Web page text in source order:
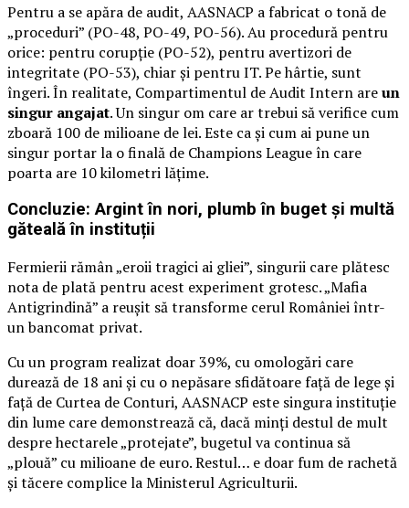
Pentru a se apăra de audit, AASNACP a fabricat o tonă de
„proceduri” (PO-48, PO-49, PO-56). Au procedură pentru
orice: pentru corupție (PO-52), pentru avertizori de
integritate (PO-53), chiar și pentru IT. Pe hârtie, sunt
îngeri. În realitate, Compartimentul de Audit Intern areun
singur angajat. Un singur om care ar trebui să verifice cum
zboară 100 de milioane de lei. Este ca și cum ai pune un
singur portar la o finală de Champions League în care
poarta are 10 kilometri lățime.
Concluzie: Argint în nori, plumb în buget și multă
găteală în instituții
Fermierii rămân „eroii tragici ai gliei”, singurii care plătesc
nota de plată pentru acest experiment grotesc. „Mafia
Antigrindină” a reușit să transforme cerul României într-
un bancomat privat.
Cu un program realizat doar 39%, cu omologări care
durează de 18 ani și cu o nepăsare sfidătoare față de lege și
față de Curtea de Conturi, AASNACP este singura instituție
din lume care demonstrează că, dacă minți destul de mult
despre hectarele „protejate”, bugetul va continua să
„plouă” cu milioane de euro. Restul… e doar fum de rachetă
și tăcere complice la Ministerul Agriculturii.